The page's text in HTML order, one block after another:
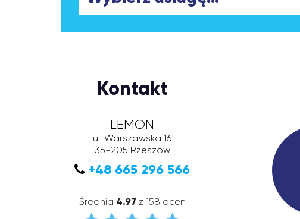
Kontakt
LEMON
ul. Warszawska 16
35-205 Rzeszów
+48 665 296 566
Średnia 4.97 z 158 ocen